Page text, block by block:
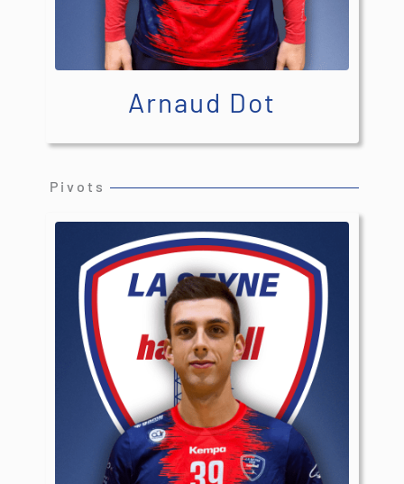
Arnaud Dot
Pivots